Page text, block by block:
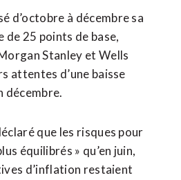
d’octobre à décembre sa
de 25 points de base,
Stanley et Wells
attentes d’une baisse
décembre.
que les risques pour
équilibrés » qu’en juin,
d’inflation restaient